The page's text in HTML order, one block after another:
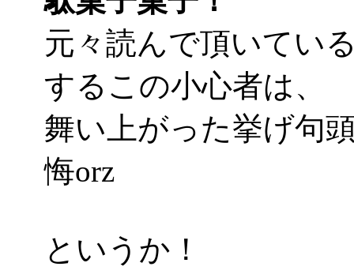
元々読んで頂いてい
するこの小心者は、
舞い上がった挙げ句
悔orz
というか！